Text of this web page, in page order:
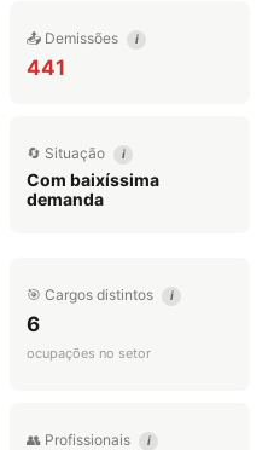
📤 Demissões i
441
🔄 Situação i
Com baixíssima
demanda
🎯 Cargos distintos i
6
ocupações no setor
👥 Profissionais i